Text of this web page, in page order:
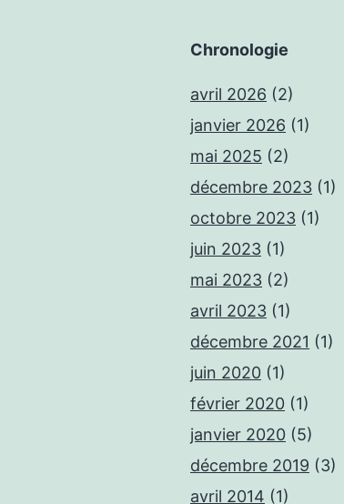
Chronologie
avril 2026 (2)
janvier 2026 (1)
mai 2025 (2)
décembre 2023 (1)
octobre 2023 (1)
juin 2023 (1)
mai 2023 (2)
avril 2023 (1)
décembre 2021 (1)
juin 2020 (1)
février 2020 (1)
janvier 2020 (5)
décembre 2019 (3)
avril 2014 (1)